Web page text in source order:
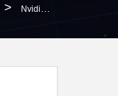
> Nvidia Jetson SBC LKD Orin Nano Computadora De Placa Única Con NPU Orin Nano 8GB 40TOPS Orin Nano 4GB 20TOPS